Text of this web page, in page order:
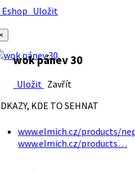
Uložit
wok pánev 30
Uložit Zavřít
KDE TO SEHNAT
www.elmich.cz/products/
www.elmich.cz/products…